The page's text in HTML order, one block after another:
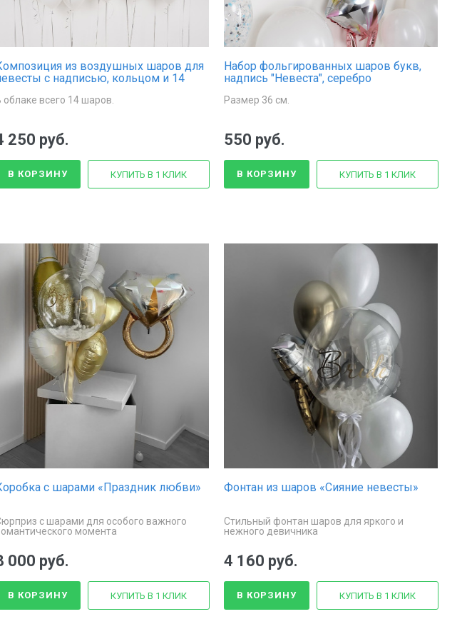
из воздушных шаров для
с надписью, кольцом и 14
облаке всего 14 шаров.
250 руб.
В КОРЗИНУ КУПИТЬ В 1 КЛИК
Набор фольгированных шаров букв,
надпись "Невеста", серебро
Размер 36 см.
550 руб.
В КОРЗИНУ КУПИТЬ В 1 КЛИК
с шарами «Праздник любви»
с шарами для особого важного
момента
000 руб.
В КОРЗИНУ КУПИТЬ В 1 КЛИК
Фонтан из шаров «Сияние невесты»
Стильный фонтан шаров для яркого и
нежного девичника
4 160 руб.
В КОРЗИНУ КУПИТЬ В 1 КЛИК